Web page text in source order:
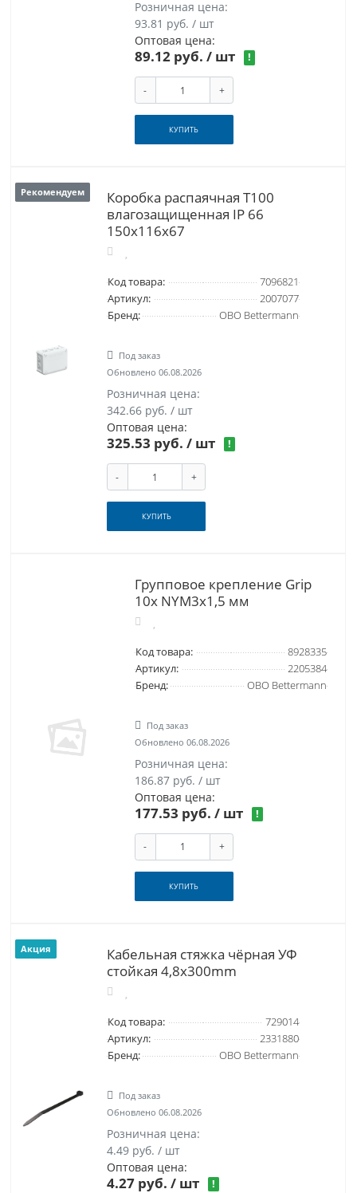
Розничная цена:
93.81 руб. / шт
Оптовая цена:
89.12 руб. / шт !
- +
КУПИТЬ
Рекомендуем
Коробка распаячная T100
влагозащищенная IP 66
150x116x67
Код товара:
7096821
Артикул:
2007077
Бренд:
OBO Bettermann
Под заказ
Обновлено 06.08.2026
Розничная цена:
342.66 руб. / шт
Оптовая цена:
325.53 руб. / шт !
- +
КУПИТЬ
Групповое крепление Grip
10x NYM3x1,5 мм
Код товара:
8928335
Артикул:
2205384
Бренд:
OBO Bettermann
Под заказ
Обновлено 06.08.2026
Розничная цена:
186.87 руб. / шт
Оптовая цена:
177.53 руб. / шт !
- +
КУПИТЬ
Акция
Кабельная стяжка чёрная УФ
стойкая 4,8x300mm
Код товара:
729014
Артикул:
2331880
Бренд:
OBO Bettermann
Под заказ
Обновлено 06.08.2026
Розничная цена:
4.49 руб. / шт
Оптовая цена:
4.27 руб. / шт !